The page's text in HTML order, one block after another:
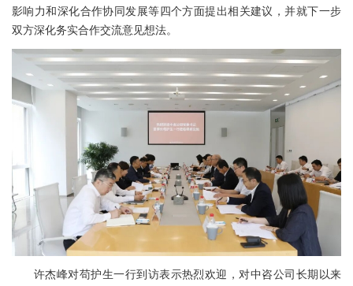
影响力和深化合作协同发展等四个方面提出相关建议，并就下一步
双方深化务实合作交流意见想法。
许杰峰对苟护生一行到访表示热烈欢迎，对中咨公司长期以来